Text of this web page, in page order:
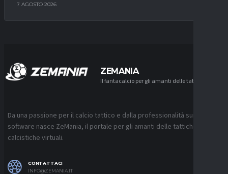
7 AGOSTO 2026
ZEMANIA
Il fantacalcio per gli amanti delle tattiche
Da una passione per il calcio tattico e dalla professionalità sui
software nasce ZeMania, il portale per gli amanti delle tattiche
calcistiche virtuali.
CONTATTACI
INFO@ZEMANIA.IT